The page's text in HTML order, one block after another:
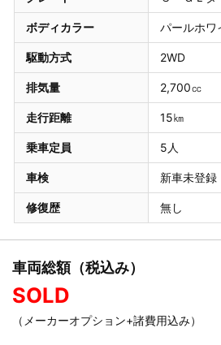
ボディカラー パールホワ
駆動方式 2WD
排気量 2,700㏄
走行距離 15㎞
乗車定員 5人
車検 新車未登録
修復歴 無し
車両総額（税込み）
SOLD
（メーカーオプション+諸費用込み）